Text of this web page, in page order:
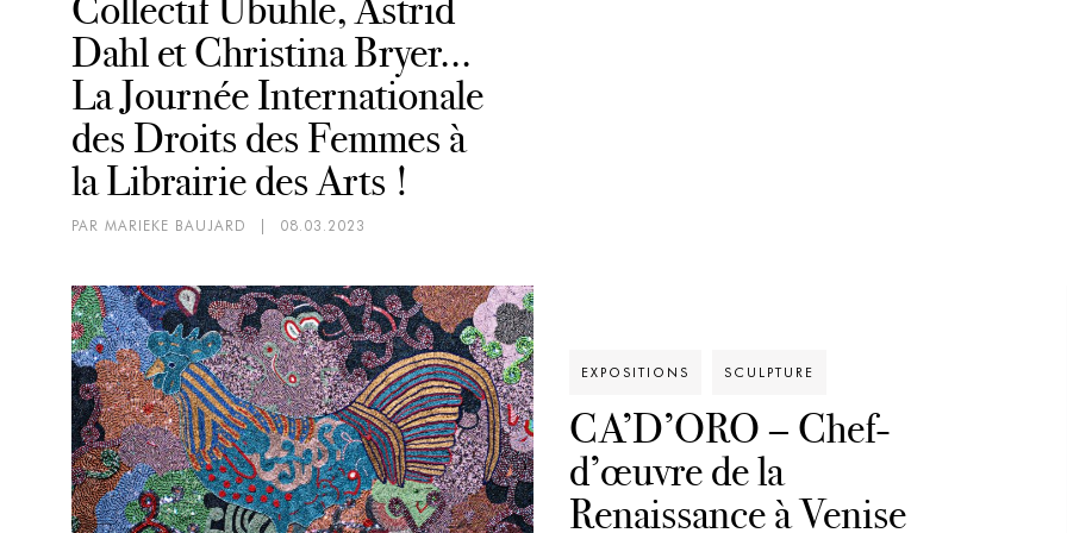
Dahl et Christina Bryer...
La Journée Internationale
des Droits des Femmes à
la Librairie des Arts !
PAR MARIEKE BAUJARD 08.03.2023
EXPOSITIONS SCULPTURE
CA’D’ORO – Chef-
d’œuvre de la
Renaissance à Venise